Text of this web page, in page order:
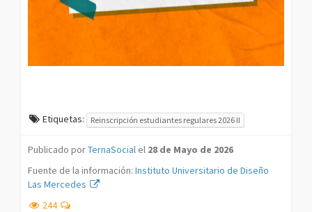
Etiquetas: Reinscripción estudiantes regulares 2026 II
Publicado porTernaSocial el 28 de Mayo de 2026
Fuente de la información: Instituto Universitario de Diseño
Las Mercedes
244